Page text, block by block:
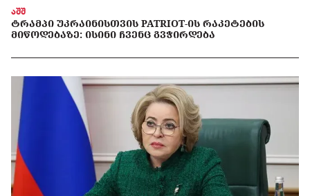
აშშ
ᲢᲠᲐᲛᲞᲘ ᲣᲙᲠᲐᲘᲜᲘᲡᲗᲕᲘᲡ PATRIOT-ᲘᲡ ᲠᲐᲙᲔᲢᲔᲑᲘᲡ
ᲛᲘᲬᲝᲓᲔᲑᲐᲖᲔ: ᲘᲡᲘᲜᲘ ᲩᲕᲔᲜᲪ ᲒᲕᲭᲘᲠᲓᲔᲑᲐ